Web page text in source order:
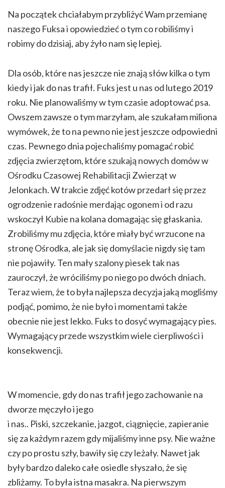
Na początek chciałabym przybliżyć Wam przemianę
naszego Fuksa i opowiedzieć o tym co robiliśmy i
robimy do dzisiaj, aby żyło nam się lepiej.
Dla osób, które nas jeszcze nie znają słów kilka o tym
kiedy i jak do nas trafił. Fuks jest u nas od lutego 2019
roku. Nie planowaliśmy w tym czasie adoptować psa.
Owszem zawsze o tym marzyłam, ale szukałam miliona
wymówek, że to na pewno nie jest jeszcze odpowiedni
czas. Pewnego dnia pojechaliśmy pomagać robić
zdjęcia zwierzętom, które szukają nowych domów w
Ośrodku Czasowej Rehabilitacji Zwierząt w
Jelonkach. W trakcie zdjęć kotów przedarł się przez
ogrodzenie radośnie merdając ogonem i od razu
wskoczył Kubie na kolana domagając się głaskania.
Zrobiliśmy mu zdjęcia, które miały być wrzucone na
stronę Ośrodka, ale jak się domyślacie nigdy się tam
nie pojawiły. Ten mały szalony piesek tak nas
zauroczył, że wróciliśmy po niego po dwóch dniach.
Teraz wiem, że to była najlepsza decyzja jaką mogliśmy
podjąć, pomimo, że nie było i momentami także
obecnie nie jest lekko. Fuks to dosyć wymagający pies.
Wymagający przede wszystkim wiele cierpliwości i
konsekwencji.
W momencie, gdy do nas trafił jego zachowanie na
dworze męczyło i jego
i nas.. Piski, szczekanie, jazgot, ciągnięcie, zapieranie
się za każdym razem gdy mijaliśmy inne psy. Nie ważne
czy po prostu szły, bawiły się czy leżały. Nawet jak
były bardzo daleko całe osiedle słyszało, że się
zbliżamy. To była istna masakra. Na pierwszym